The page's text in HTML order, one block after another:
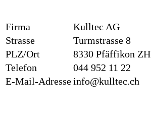
Firma
Kulltec AG
Strasse
Turmstrasse 8
PLZ/Ort
8330 Pfäffikon ZH
Telefon
044 952 11 22
E-Mail-Adresseinfo@kulltec.ch